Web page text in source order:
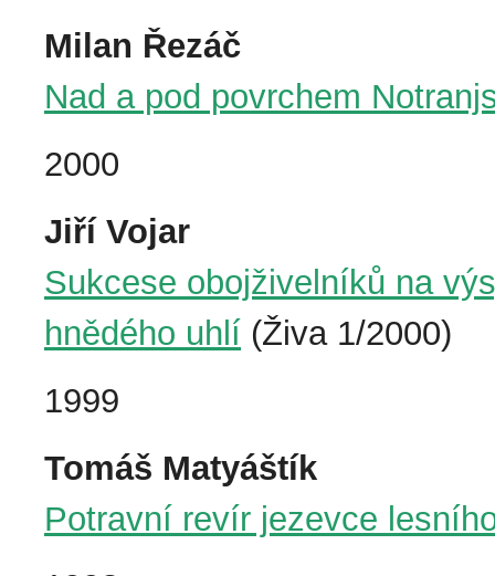
Milan Řezáč
Nad a pod povrchem
2000
Jiří Vojar
Sukcese obojživelníků na
hnědého uhlí (Živa 1/2000)
1999
Tomáš Matyáštík
Potravní revír jezevce